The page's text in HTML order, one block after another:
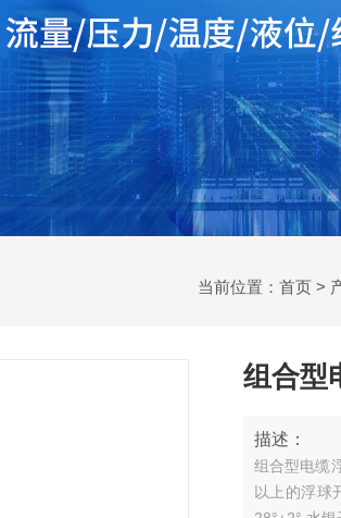
当前位置： 首页 >
组合型
描述：
组合型电缆
以上的浮球